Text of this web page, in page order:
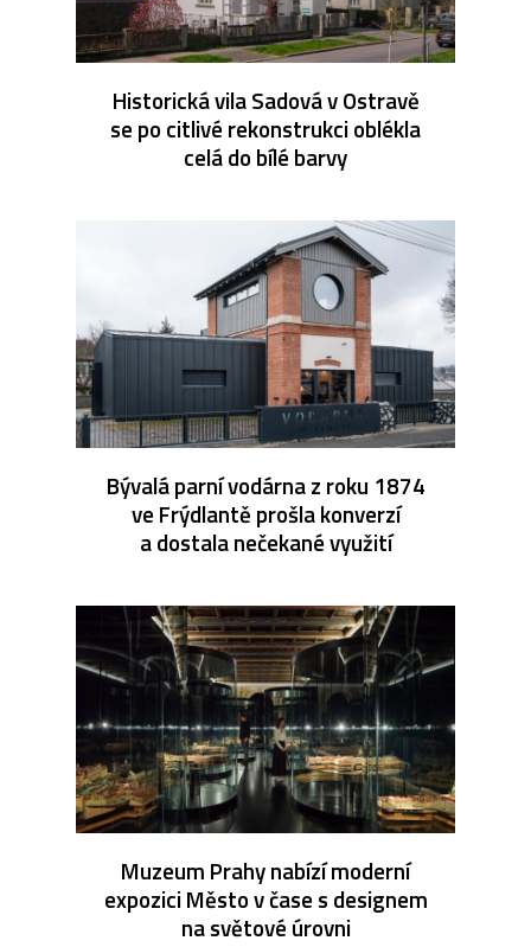
Historická vila Sadová v Ostravě
se po citlivé rekonstrukci oblékla
celá do bílé barvy
Bývalá parní vodárna z roku 1874
ve Frýdlantě prošla konverzí
a dostala nečekané využití
Muzeum Prahy nabízí moderní
expozici Město v čase s designem
na světové úrovni